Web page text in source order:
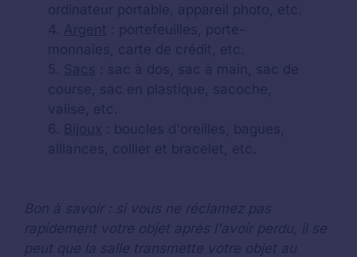
ordinateur portable, appareil photo, etc.
4. Argent : portefeuilles, porte-
monnaies, carte de crédit, etc.
5. Sacs : sac à dos, sac à main, sac de
course, sac en plastique, sacoche,
valise, etc.
6. Bijoux : boucles d'oreilles, bagues,
alliances, collier et bracelet, etc.
Bon à savoir : si vous ne réclamez pas
rapidement votre objet après l'avoir perdu, il se
peut que la salle transmette votre objet au